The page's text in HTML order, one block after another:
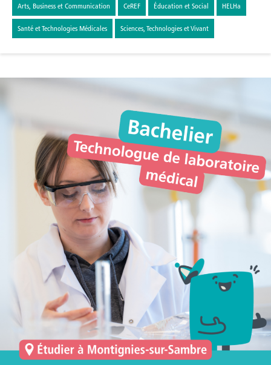
Arts, Business et Communication CeREF Éducation et Social HELHa
Santé et Technologies Médicales Sciences, Technologies et Vivant